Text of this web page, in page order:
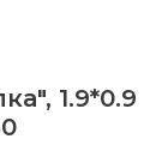
1.9*0.9